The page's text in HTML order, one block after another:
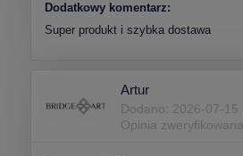
Dodatkowy komentarz:
Super produkt i szybka dostawa
Artur
Dodano: 2026-07-15
Opinia zweryfikowana